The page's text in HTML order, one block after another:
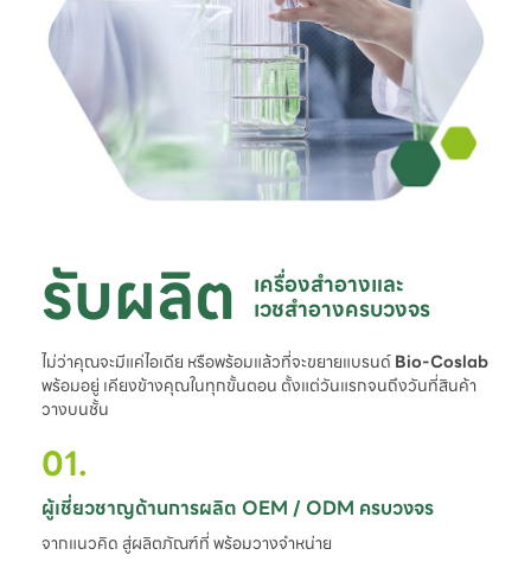
รับผลิต เครื่องสำอางและ
เวชสำอางครบวงจร
ไม่ว่าคุณจะมีแค่ไอเดีย หรือพร้อมแล้วที่จะขยายแบรนด์Bio-Coslab
พร้อมอยู่ เคียงข้างคุณในทุกขั้นตอน ตั้งแต่วันแรกจนถึงวันที่สินค้า
วางบนชั้น
01.
ผู้เชี่ยวชาญด้านการผลิต OEM / ODM ครบวงจร
จากแนวคิด สู่ผลิตภัณฑ์ที่ พร้อมวางจำหน่าย